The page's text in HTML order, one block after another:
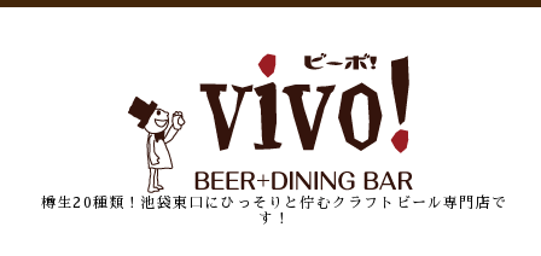
樽生20種類！池袋東口にひっそりと佇むクラフトビール専門店で
す！